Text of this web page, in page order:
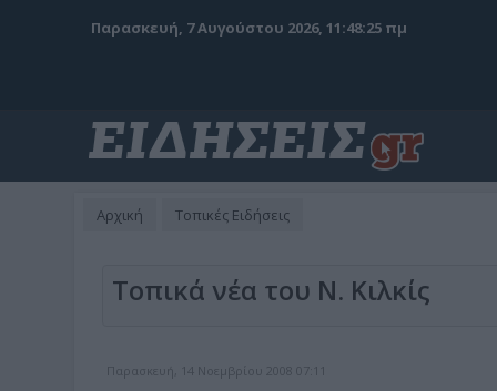
Παρασκευή, 7 Αυγούστου 2026, 11:48:26 πμ
Αρχική Τοπικές Ειδήσεις
Τοπικά νέα του Ν. Κιλκίς
Παρασκευή, 14 Νοεμβρίου 2008 07:11